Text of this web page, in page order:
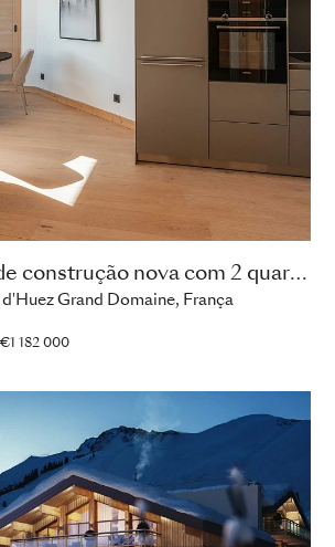
apartamento de construção nova com 2 quartos
Grand Domaine, França
€1 182 000